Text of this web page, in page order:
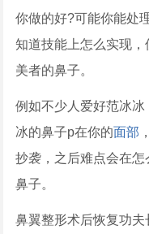
你做的好?可能你能处
知道技能上怎么实现
美者的鼻子。
例如不少人爱好范冰
冰的鼻子p在你的面部
抄袭，之后难点会在
鼻子。
鼻翼整形术后恢复功